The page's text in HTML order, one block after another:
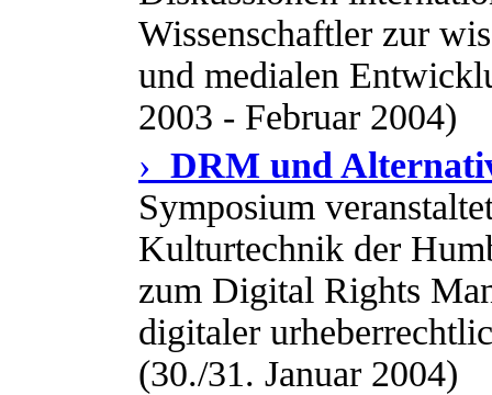
Wissenschaftler zur
und medialen
2003 - Februar 2004)
› DRM und
Symposium
Kulturtechnik der
zum Digital Rights
digitaler
(30./31. Januar 2004)